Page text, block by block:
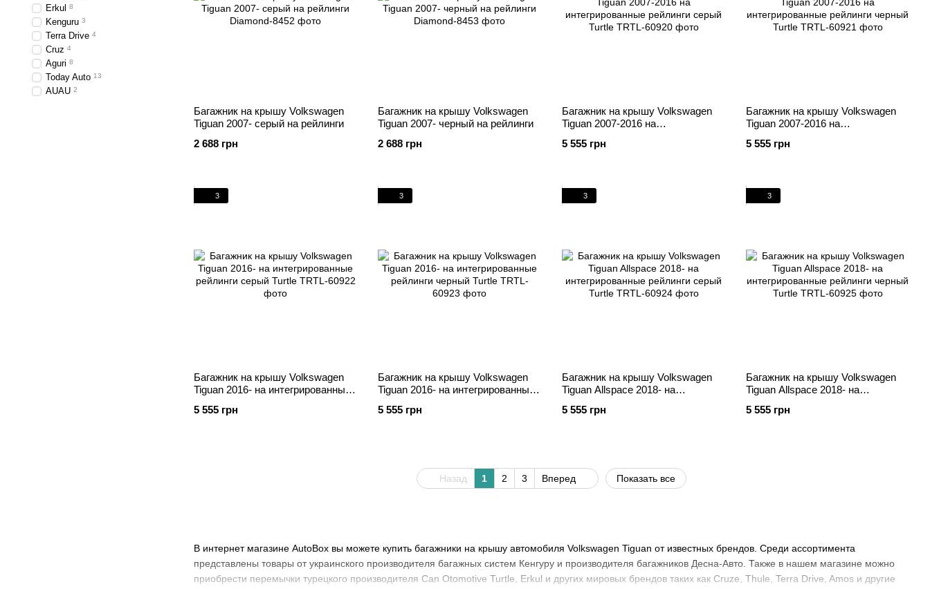
В интернет магазине AutoBox вы можете купить багажники на крышу автомобиля Volkswagen Tiguan от известных брендов. Среди ассортимента
представлены товары от украинского производителя багажных систем Кенгуру и производителя багажников Десна-Авто. Также в нашем магазине можно
приобрести перемычки турецкого производителя Can Otomotive Turtle, Erkul и других мировых брендов таких как Cruze, Thule, Terra Drive, Amos и другие
Багажник на крышу Volkswagen
Tiguan 2007- серый на рейлинги
2 688 грн
Багажник на крышу Volkswagen
Tiguan 2007- черный на рейлинги
2 688 грн
Багажник на крышу Volkswagen
Tiguan 2007-2016 на
Turtle
5 555 грн
Багажник на крышу Volkswagen
Tiguan 2007-2016 на
черный Turtle
5 555 грн
3
Багажник на крышу Volkswagen
Tiguan 2016- на интегрированные
5 555 грн
3
Багажник на крышу Volkswagen
Tiguan 2016- на интегрированные
5 555 грн
3
Багажник на крышу Volkswagen
Tiguan Allspace 2018- на
Turtle
5 555 грн
3
Багажник на крышу Volkswagen
Tiguan Allspace 2018- на
черный Turtle
5 555 грн
Назад 1 2 3 Вперед Показать все
Erkul 8
Kenguru 3
Terra Drive 4
Cruz 4
Aguri 8
Today Auto 13
AUAU 2